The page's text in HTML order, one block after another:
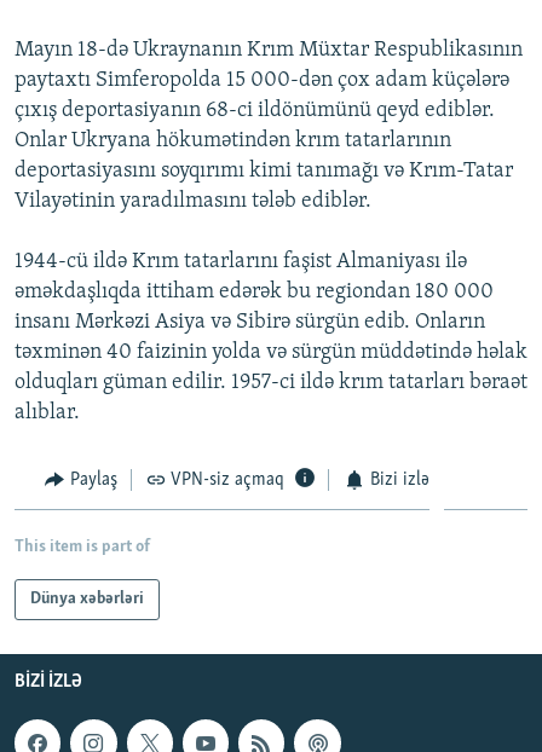
ARAŞDIRMA
MULTIMEDIA
VIDEO
FOTOQALEREYA
KARIKATURA
RADIO ARXIV
OXU ZALI
İSLAM VƏ DEMOKRATIYA
İZ - MƏDƏNIYYƏT PROQRAMI
HAQQIMIZDA
PEŞƏ ETIKASI VƏ JURNALISTIKA STANDARTLARIMIZ
MATERIALLARIMIZDAN ISTIFADƏ
AZADLIQRADIOSU MOBIL TELEFONUNUZDA
BIZIMLƏ ƏLAQƏ
BIZI IZLƏ
RFE/RL-in bütün saytları
Mayın 18-də Ukraynanın Krım Müxtar Respublikasının
paytaxtı Simferopolda 15 000-dən çox adam küçələrə
çıxış deportasiyanın 68-ci ildönümünü qeyd ediblər.
Onlar Ukryana hökumətindən krım tatarlarının
deportasiyasını soyqırımı kimi tanımağı və Krım-Tatar
Vilayətinin yaradılmasını tələb ediblər.
1944-cü ildə Krım tatarlarını faşist Almaniyası ilə
əməkdaşlıqda ittiham edərək bu regiondan 180 000
insanı Mərkəzi Asiya və Sibirə sürgün edib. Onların
təxminən 40 faizinin yolda və sürgün müddətində həlak
olduqları güman edilir. 1957-ci ildə krım tatarları bəraət
alıblar.
Paylaş VPN-siz açmaq Bizi izlə
This item is part of
Dünya xəbərləri
BIZI IZLƏ